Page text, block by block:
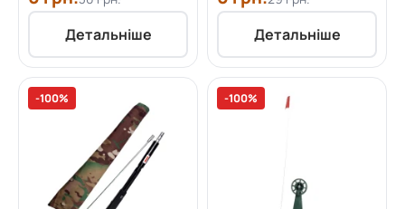
Детальніше Детальніше
-100% -100%